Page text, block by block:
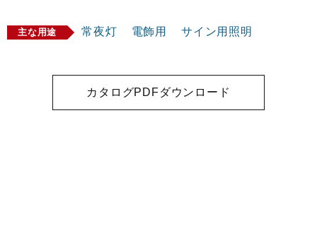
主な用途 常夜灯 電飾用 サイン用照明
カタログPDFダウンロード